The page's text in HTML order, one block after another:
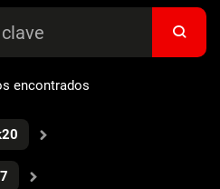
encontrados